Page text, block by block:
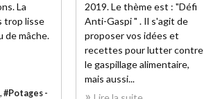
2019. Le thème est : "Défi
Anti-Gaspi " . Il s'agit de
proposer vos idées et
recettes pour lutter contre
le gaspillage alimentaire,
mais aussi...
La
trop lisse
de mâche.
, #Potages -